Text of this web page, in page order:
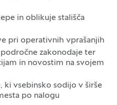
in oblikuje stališča
pri operativnih vprašanjih
zakonodaje ter
in novostim na svojem
ki vsebinsko sodijo v širše
po nalogu